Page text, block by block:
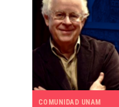
COMUNIDAD UNAM